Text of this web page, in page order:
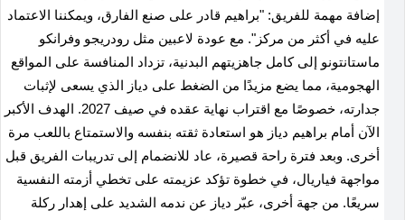
إضافة مهمة للفريق: "براهيم قادر على صنع الفارق، ويمكننا الاعتماد
عليه في أكثر من مركز". مع عودة لاعبين مثل رودريجو وفرانكو
ماستانتونو إلى كامل جاهزيتهم البدنية، تزداد المنافسة على المواقع
الهجومية، مما يضع مزيدًا من الضغط على دياز الذي يسعى لإثبات
جدارته، خصوصًا مع اقتراب نهاية عقده في صيف 2027. الهدف الأكبر
الآن أمام براهيم دياز هو استعادة ثقته بنفسه والاستمتاع باللعب مرة
أخرى. وبعد فترة راحة قصيرة، عاد للانضمام إلى تدريبات الفريق قبل
مواجهة فياريال، في خطوة تؤكد عزيمته على تخطي أزمته النفسية
سريعًا. من جهة أخرى، عبّر دياز عن ندمه الشديد على إهدار ركلة